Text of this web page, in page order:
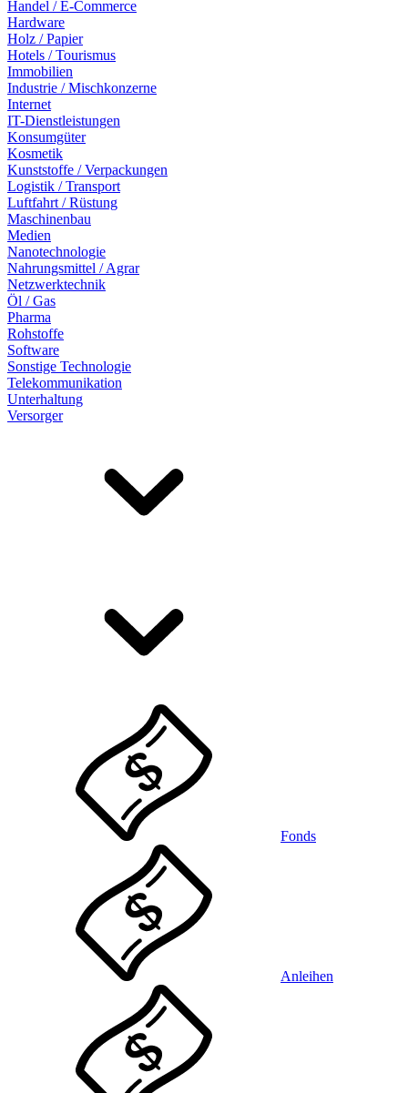
Handel / E-Commerce
Hardware
Holz / Papier
Hotels / Tourismus
Immobilien
Industrie / Mischkonzerne
Internet
IT-Dienstleistungen
Konsumgüter
Kosmetik
Kunststoffe / Verpackungen
Logistik / Transport
Luftfahrt / Rüstung
Maschinenbau
Medien
Nanotechnologie
Nahrungsmittel / Agrar
Netzwerktechnik
Öl / Gas
Pharma
Rohstoffe
Software
Sonstige Technologie
Telekommunikation
Unterhaltung
Versorger
Fonds
Anleihen